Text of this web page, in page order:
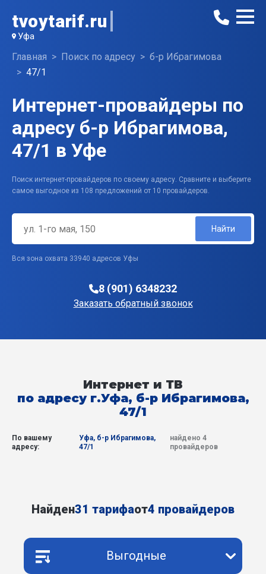
tvoytarif.ru
Уфа
Главная Поиск по адресу
б-р Ибрагимова
47/1
Интернет-провайдеры по
адресу б-р Ибрагимова,
47/1 в Уфе
Поиск интернет-провайдеров по своему адресу. Сравните и выберите
самое выгодное из 108 предложений от 10 провайдеров.
Найти
Вся зона охвата 33940 адресов Уфы
8 (901) 6348232
Заказать обратный звонок
Интернет и ТВ
по адресу г.Уфа, б-р Ибрагимова,
47/1
По вашему
адресу:
Уфа, б-р Ибрагимова,
47/1
найдено 4
провайдеров
Найден31 тарифаот4 провайдеров
Выгодные